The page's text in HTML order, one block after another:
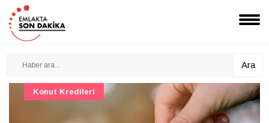
Ara
Konut Projeleri